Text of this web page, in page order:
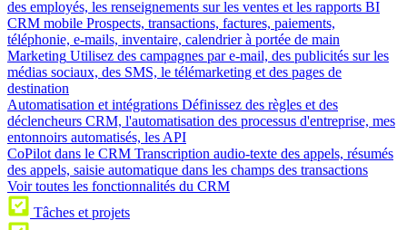
des employés, les renseignements sur les ventes et les rapports BI
CRM mobile Prospects, transactions, factures, paiements,
téléphonie, e-mails, inventaire, calendrier à portée de main
Marketing Utilisez des campagnes par e-mail, des publicités sur les
médias sociaux, des SMS, le télémarketing et des pages de
destination
Automatisation et intégrations Définissez des règles et des
déclencheurs CRM, l'automatisation des processus d'entreprise, mes
entonnoirs automatisés, les API
CoPilot dans le CRM Transcription audio-texte des appels, résumés
des appels, saisie automatique dans les champs des transactions
Voir toutes les fonctionnalités du CRM
Tâches et projets